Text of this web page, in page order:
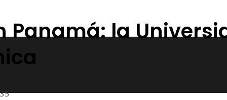
Panamá: la